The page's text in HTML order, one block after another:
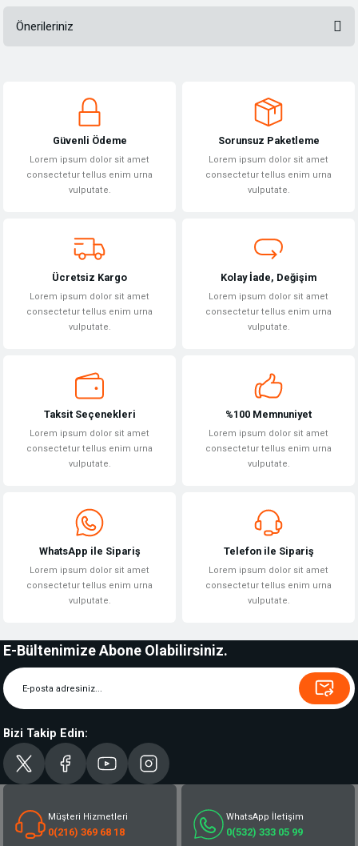
Önerileriniz
Görüş ve önerileriniz için teşekkür ederiz.
Ürün açıklamasında eksik bilgiler bulunuyor.
Ürün bilgilerinde hatalar bulunuyor.
Bu ürüne benzer farklı alternatifler olmalı.
Güvenli Ödeme
Lorem ipsum dolor sit amet
consectetur tellus enim urna
vulputate.
Sorunsuz Paketleme
Lorem ipsum dolor sit amet
consectetur tellus enim urna
vulputate.
Ücretsiz Kargo
Lorem ipsum dolor sit amet
consectetur tellus enim urna
vulputate.
Kolay İade, Değişim
Lorem ipsum dolor sit amet
consectetur tellus enim urna
vulputate.
Taksit Seçenekleri
Lorem ipsum dolor sit amet
consectetur tellus enim urna
vulputate.
%100 Memnuniyet
Lorem ipsum dolor sit amet
consectetur tellus enim urna
vulputate.
WhatsApp ile Sipariş
Lorem ipsum dolor sit amet
consectetur tellus enim urna
vulputate.
Telefon ile Sipariş
Lorem ipsum dolor sit amet
consectetur tellus enim urna
vulputate.
E-Bültenimize Abone Olabilirsiniz.
Bizi Takip Edin:
Müşteri Hizmetleri
0(216) 369 68 18
WhatsApp İletişim
0(532) 333 05 99